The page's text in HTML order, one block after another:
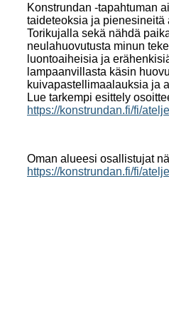
Konstrundan -tapahtuman
taideteoksia ja pienesineitä
Torikujalla sekä nähdä
neulahuovutusta minun
luontoaiheisia ja
lampaanvillasta käsin
kuivapastellimaalauksia ja
Lue tarkempi esittely
https://konstrundan.fi/fi/
Oman alueesi osallistujat
https://konstrundan.fi/fi/